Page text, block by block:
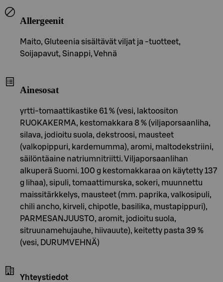
Allergeenit
Maito, Gluteenia sisältävät viljat ja -tuotteet,
Soijapavut, Sinappi, Vehnä
Ainesosat
yrtti-tomaattikastike 61 % (vesi, laktoositon
RUOKAKERMA, kestomakkara 8 % (viljaporsaanliha,
silava, jodioitu suola, dekstroosi, mausteet
(valkopippuri, kardemumma), aromi, maltodekstriini,
säilöntäaine natriumnitriitti. Viljaporsaanlihan
alkuperä Suomi. 100 g kestomakkaraa on käytetty 137
g lihaa), sipuli, tomaattimurska, sokeri, muunnettu
maissitärkkelys, mausteet (mm. paprika, valkosipuli,
chili ancho, kirveli, chipotle, basilika, mustapippuri),
PARMESANJUUSTO, aromit, jodioitu suola,
sitruunamehujauhe, hiivauute), keitetty pasta 39 %
(vesi, DURUMVEHNÄ)
Yhteystiedot